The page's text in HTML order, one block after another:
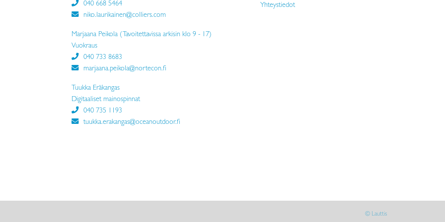
040 668 5464
niko.laurikainen@colliers.com
Marjaana Peikola (Tavoitettavissa arkisin klo 9 - 17)
Vuokraus
040 733 8683
marjaana.peikola@nortecon.fi
Tuukka Eräkangas
Digitaaliset mainospinnat
040 735 1193
tuukka.erakangas@oceanoutdoor.fi
Yhteystiedot
© Lauttis